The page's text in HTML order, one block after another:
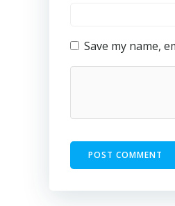
Save my name,